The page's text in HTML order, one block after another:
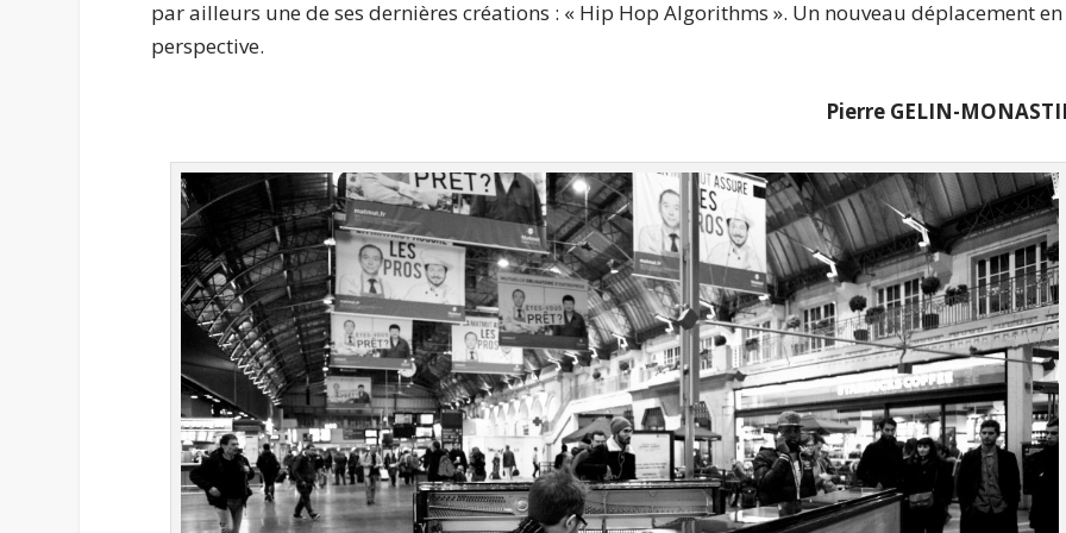
par ailleurs une de ses dernières créations : « Hip Hop Algorithms ». Un nouveau déplacement en
perspective.
Pierre GELIN-